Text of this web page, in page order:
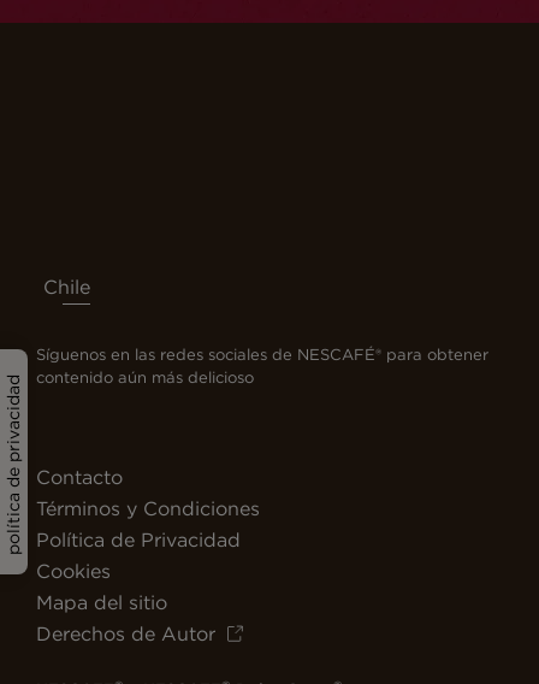
política de privacidad
Chile
Síguenos en las redes sociales de NESCAFÉ® para obtener
contenido aún más delicioso
Contacto
Términos y Condiciones
Política de Privacidad
Cookies
Mapa del sitio
Derechos de Autor